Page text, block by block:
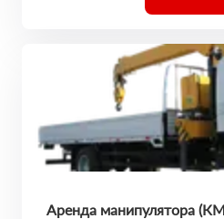
Аренда манипулятора